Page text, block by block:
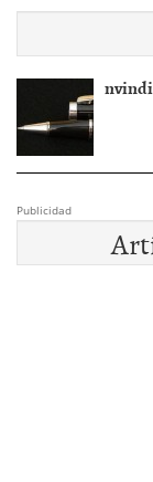
nvindi
Publicidad